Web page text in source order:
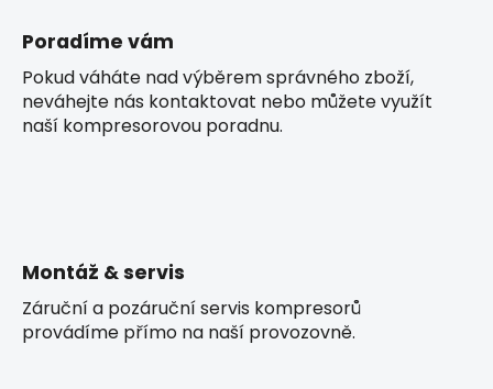
Poradíme vám
Pokud váháte nad výběrem správného zboží,
neváhejte nás kontaktovat nebo můžete využít
naší kompresorovou poradnu.
Montáž & servis
Záruční a pozáruční servis kompresorů
provádíme přímo na naší provozovně.